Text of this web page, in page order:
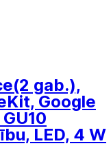
(2 gab.),
Google
LED, 4 W